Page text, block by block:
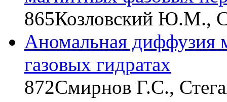
865Козловский Ю.М.,
Аномальная диффузия
газовых гидратах
872Смирнов Г.С.,